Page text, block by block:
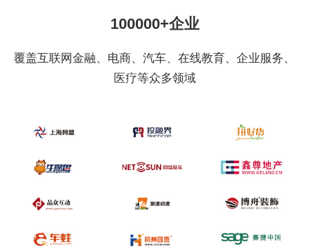
100000+企业
覆盖互联网金融、电商、汽车、在线教育、企业服务、
医疗等众多领域